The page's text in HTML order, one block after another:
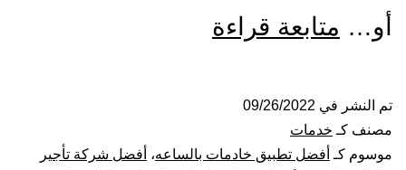
أو… متابعة قراءة
بتبوك
تم النشر في 09/26/2022
مصنف كـ خدمات
موسوم كـ أفضل تطبيق خادمات بالساعه، أفضل شركة تأجير